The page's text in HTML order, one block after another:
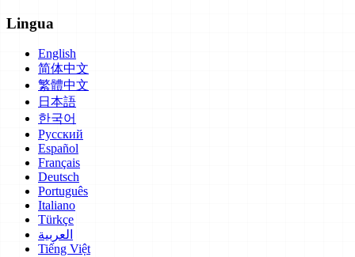
Lingua
English
简体中文
繁體中文
日本語
한국어
Русский
Español
Français
Deutsch
Português
Italiano
Türkçe
العربية
Tiếng Việt